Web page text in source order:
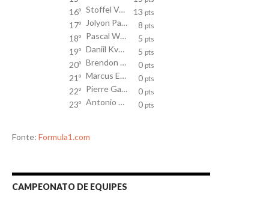
16º Stoffel Vandoorne 13 pts
17º Jolyon Palmer 8 pts
18º Pascal Wehrlein 5 pts
19º Daniil Kvyat 5 pts
20º Brendon Hartley 0 pts
21º Marcus Ericsson 0 pts
22º Pierre Gasly 0 pts
23º Antonio Giovinazzi 0 pts
Fonte: Formula1.com
CAMPEONATO DE EQUIPES